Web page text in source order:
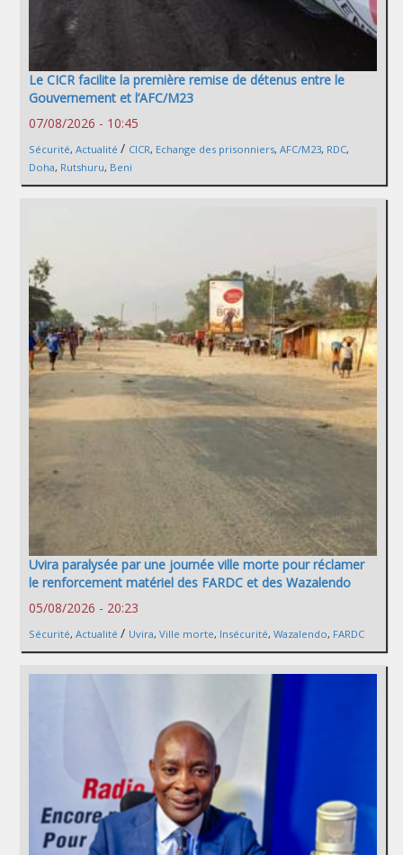
Le CICR facilite la première remise de détenus entre le
Gouvernement et l’AFC/M23
07/08/2026 - 10:45
Sécurité, Actualité / CICR, Echange des prisonniers, AFC/M23, RDC,
Doha, Rutshuru, Beni
Uvira paralysée par une journée ville morte pour réclamer
le renforcement matériel des FARDC et des Wazalendo
05/08/2026 - 20:23
Sécurité, Actualité / Uvira, Ville morte, Insécurité, Wazalendo, FARDC